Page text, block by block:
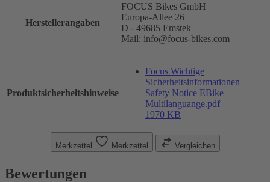
Herstellerangaben
FOCUS Bikes GmbH
Europa-Allee 26
D - 49685 Emstek
Mail: info@focus-bikes.com
Produktsicherheitshinweise
Focus Wichtige
Sicherheitsinformationen
Safety Notice EBike
Multilanguange.pdf
1970 KB
Merkzettel Merkzettel Vergleichen
Bewertungen